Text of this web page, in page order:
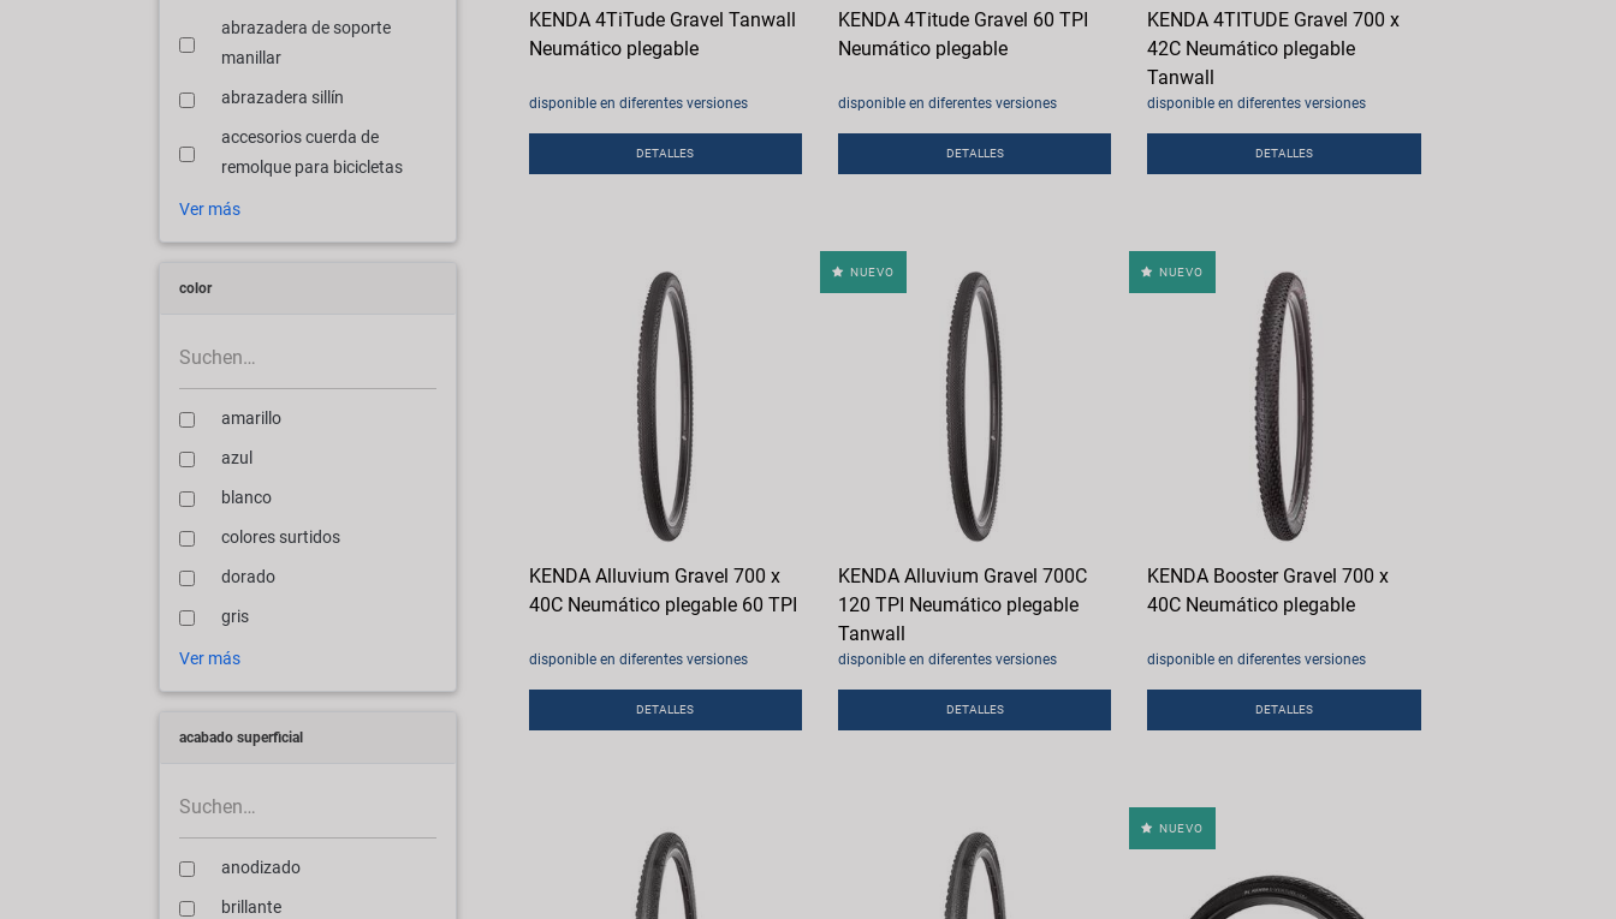
abrazadera de soporte
manillar
abrazadera sillín
accesorios cuerda de
remolque para bicicletas
Ver más
color
amarillo
azul
blanco
colores surtidos
dorado
gris
Ver más
acabado superficial
anodizado
brillante
KENDA 4TiTude Gravel Tanwall
Neumático plegable
disponible en diferentes versiones
DETALLES
KENDA 4Titude Gravel 60 TPI
Neumático plegable
disponible en diferentes versiones
DETALLES
KENDA 4TITUDE Gravel 700 x
42C Neumático plegable
Tanwall
disponible en diferentes versiones
DETALLES
KENDA Alluvium Gravel 700 x
40C Neumático plegable 60 TPI
disponible en diferentes versiones
DETALLES
NUEVO
KENDA Alluvium Gravel 700C
120 TPI Neumático plegable
Tanwall
disponible en diferentes versiones
DETALLES
NUEVO
KENDA Booster Gravel 700 x
40C Neumático plegable
disponible en diferentes versiones
DETALLES
NUEVO